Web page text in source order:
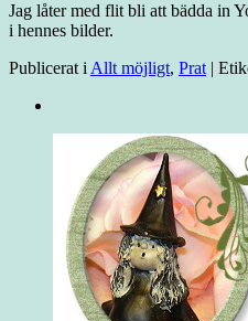
Jag låter med flit bli att bädda in
i hennes bilder.
Publicerat i Allt möjligt, Prat |